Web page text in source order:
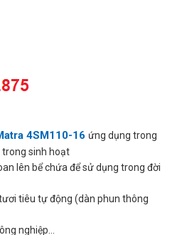
4SM110-16 ứng dụng trong
trong sinh hoạt
lên bể chứa để sử dụng trong đời
tiêu tự động (dàn phun thông
nghiệp…